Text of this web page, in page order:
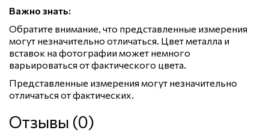
Важно знать:
Обратите внимание, что представленные измерения
могут незначительно отличаться. Цвет металла и
вставок на фотографии может немного
варьироваться от фактического цвета.
Представленные измерения могут незначительно
отличаться от фактических.
Отзывы (0)